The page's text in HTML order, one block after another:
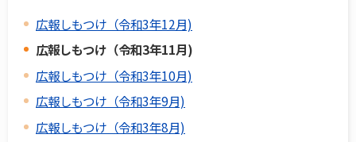
広報しもつけ（令和3年12月)
広報しもつけ（令和3年11月)
広報しもつけ（令和3年10月)
広報しもつけ（令和3年9月)
広報しもつけ（令和3年8月)